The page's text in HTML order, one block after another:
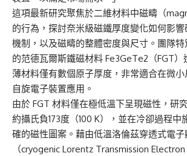
這項最新研究聚焦於二維材料中磁疇（
的行為，探討奈米級磁鐵厚度變化如何影
機制，以及磁疇的整體密度與尺寸。團隊
的范德瓦爾斯鐵磁材料 Fe3GeTe2（FGT
薄材料僅有數個原子厚度，非常適合在微
自旋電子裝置應用。
由於 FGT 材料僅在極低溫下呈現磁性，研
約攝氏負173度（100 K），並在冷卻過程中
確的磁性圖案。藉由低溫洛倫茲穿透式電子
（cryogenic Lorentz Transmission